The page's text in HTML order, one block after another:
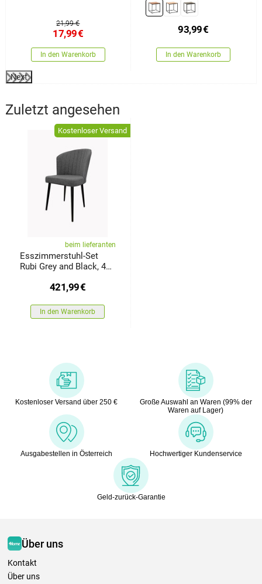
21,99 €
17,99€
In den Warenkorb
93,99€
In den Warenkorb
Next
Zuletzt angesehen
Kostenloser Versand
beim lieferanten
Esszimmerstuhl-Set
Rubi Grey and Black, 4
421,99€
In den Warenkorb
Kostenloser Versand über 250 €
Große Auswahl an Waren (99% der
Waren auf Lager)
Ausgabestellen in Österreich Hochwertiger Kundenservice
Geld-zurück-Garantie
Über uns
Kontakt
Über uns